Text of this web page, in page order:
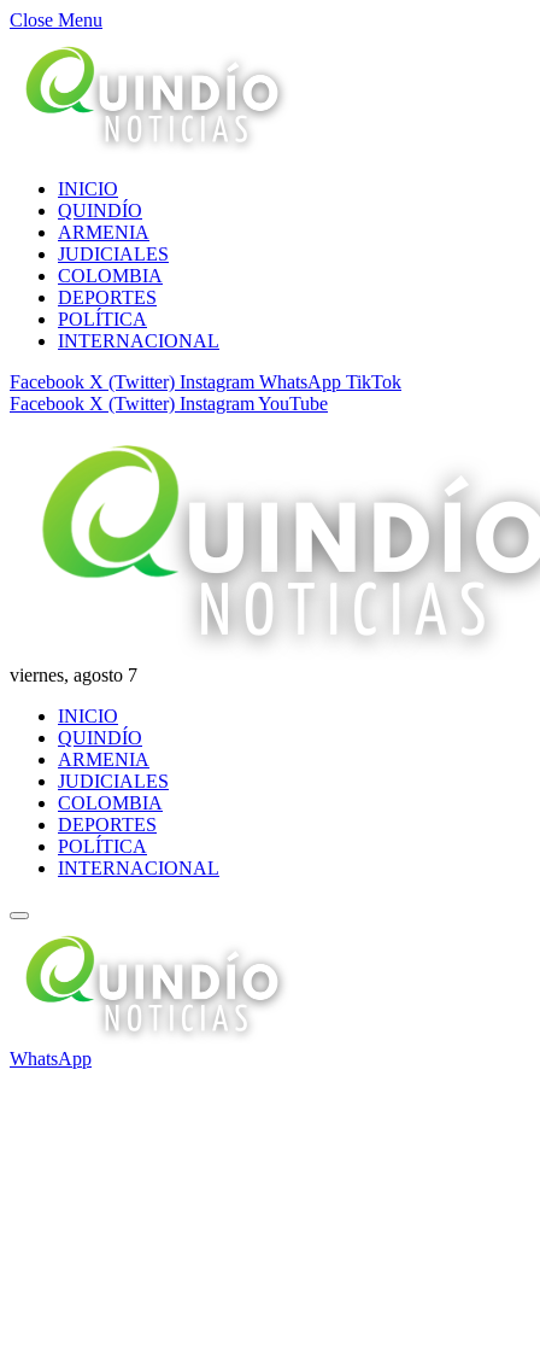
Close Menu
INICIO
QUINDÍO
ARMENIA
JUDICIALES
COLOMBIA
DEPORTES
POLÍTICA
INTERNACIONAL
Facebook X (Twitter) Instagram WhatsApp TikTok
Facebook X (Twitter) InstagramYouTube
viernes, agosto 7
INICIO
QUINDÍO
ARMENIA
JUDICIALES
COLOMBIA
DEPORTES
POLÍTICA
INTERNACIONAL
WhatsApp